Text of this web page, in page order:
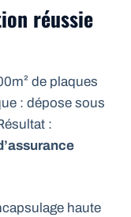
réussie
de plaques
: dépose sous
:
haute